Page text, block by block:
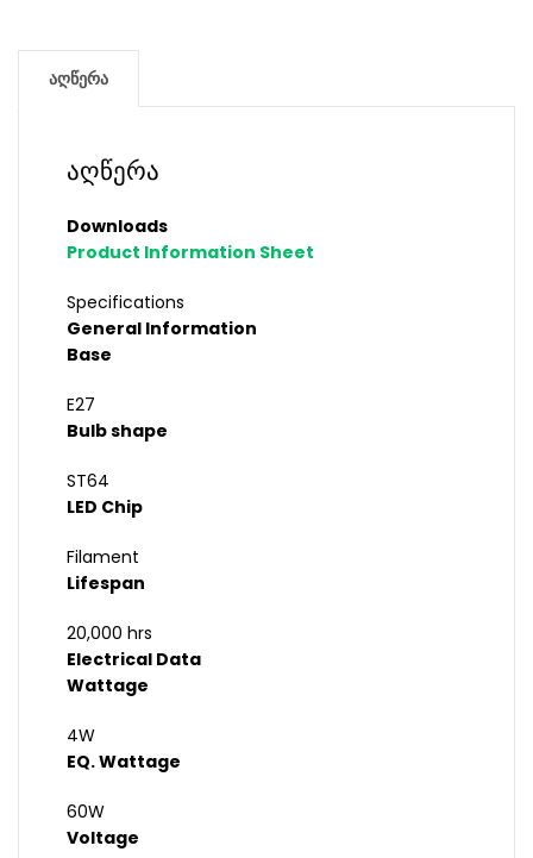
აღწერა
აღწერა
Downloads
Product Information Sheet
Specifications
General Information
Base
E27
Bulb shape
ST64
LED Chip
Filament
Lifespan
20,000 hrs
Electrical Data
Wattage
4W
EQ. Wattage
60W
Voltage